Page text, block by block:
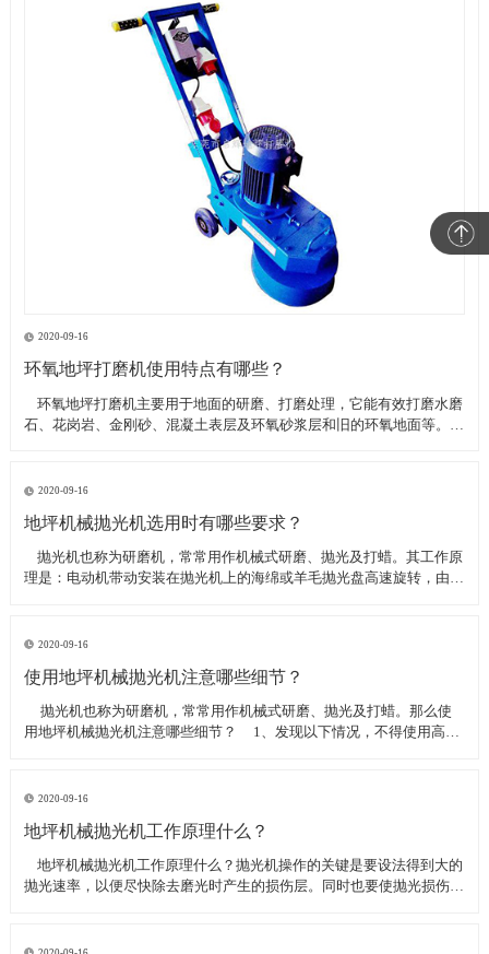
2020-09-16
环氧地坪打磨机使用特点有哪些？
​ 环氧地坪打磨机主要用于地面的研磨、打磨处理，它能有效打磨水磨
石、花岗岩、金刚砂、混凝土表层及环氧砂浆层和旧的环氧地面等。具
地坪工程处理的必备设
2020-09-16
地坪机械抛光机选用时有哪些要求？
​ 抛光机也称为研磨机，常常用作机械式研磨、抛光及打蜡。其工作原
理是：电动机带动安装在抛光机上的海绵或羊毛抛光盘高速旋转，由于
求？
2020-09-16
使用地坪机械抛光机注意哪些细节？
​ 抛光机也称为研磨机，常常用作机械式研磨、抛光及打蜡。那么使
用地坪机械抛光机注意哪些细节？ 1、发现以下情况，不得使用高速
2020-09-16
地坪机械抛光机工作原理什么？
​ 地坪机械抛光机工作原理什么？抛光机操作的关键是要设法得到大的
抛光速率，以便尽快除去磨光时产生的损伤层。同时也要使抛光损伤层
较深；后者要求使用最细的